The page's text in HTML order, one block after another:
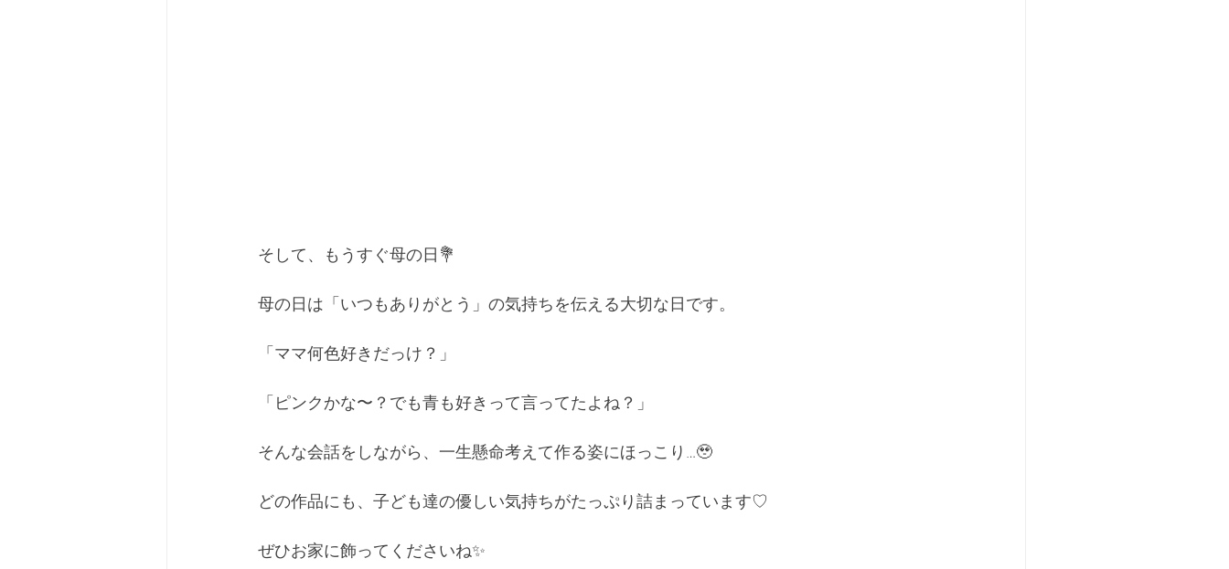
そして、もうすぐ母の日💐
母の日は「いつもありがとう」の気持ちを伝える大切な日です。
「ママ何色好きだっけ？」
「ピンクかな〜？でも青も好きって言ってたよね？」
そんな会話をしながら、一生懸命考えて作る姿にほっこり…🥹
どの作品にも、子ども達の優しい気持ちがたっぷり詰まっています♡
ぜひお家に飾ってくださいね✨